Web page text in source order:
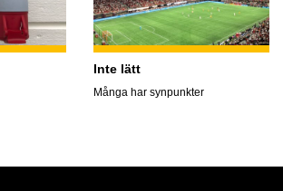
Inte lätt
Många har synpunkter